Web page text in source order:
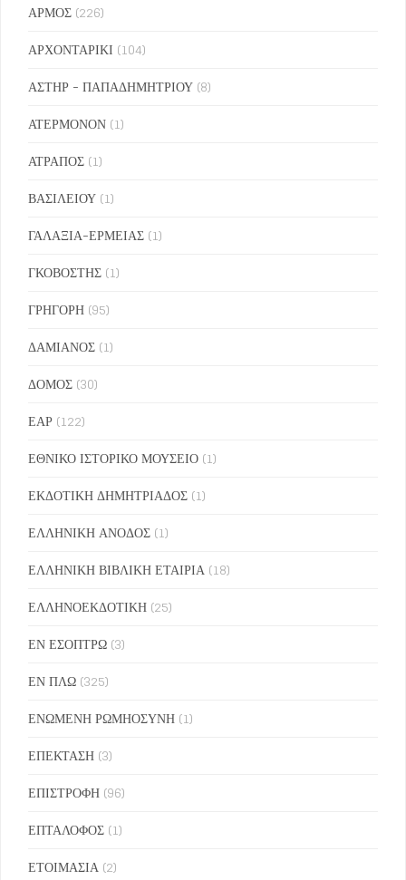
ΑΡΜΟΣ (226)
ΑΡΧΟΝΤΑΡΙΚΙ (104)
ΑΣΤΗΡ - ΠΑΠΑΔΗΜΗΤΡΙΟΥ (8)
ΑΤΕΡΜΟΝΟΝ (1)
ΑΤΡΑΠΟΣ (1)
ΒΑΣΙΛΕΙΟΥ (1)
ΓΑΛΑΞΙΑ-ΕΡΜΕΙΑΣ (1)
ΓΚΟΒΟΣΤΗΣ (1)
ΓΡΗΓΟΡΗ (95)
ΔΑΜΙΑΝΟΣ (1)
ΔΟΜΟΣ (30)
ΕΑΡ (122)
ΕΘΝΙΚΟ ΙΣΤΟΡΙΚΟ ΜΟΥΣΕΙΟ (1)
ΕΚΔΟΤΙΚΗ ΔΗΜΗΤΡΙΑΔΟΣ (1)
ΕΛΛΗΝΙΚΗ ΑΝΟΔΟΣ (1)
ΕΛΛΗΝΙΚΗ ΒΙΒΛΙΚΗ ΕΤΑΙΡΙΑ (18)
ΕΛΛΗΝΟΕΚΔΟΤΙΚΗ (25)
ΕΝ ΕΣΟΠΤΡΩ (3)
ΕΝ ΠΛΩ (325)
ΕΝΩΜΕΝΗ ΡΩΜΗΟΣΥΝΗ (1)
ΕΠΕΚΤΑΣΗ (3)
ΕΠΙΣΤΡΟΦΗ (96)
ΕΠΤΑΛΟΦΟΣ (1)
ΕΤΟΙΜΑΣΙΑ (2)